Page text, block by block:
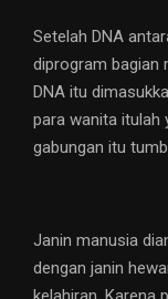
Setelah DNA
diprogram bagian
DNA itu
para wanita itulah
gabungan itu
Janin manusia
dengan janin